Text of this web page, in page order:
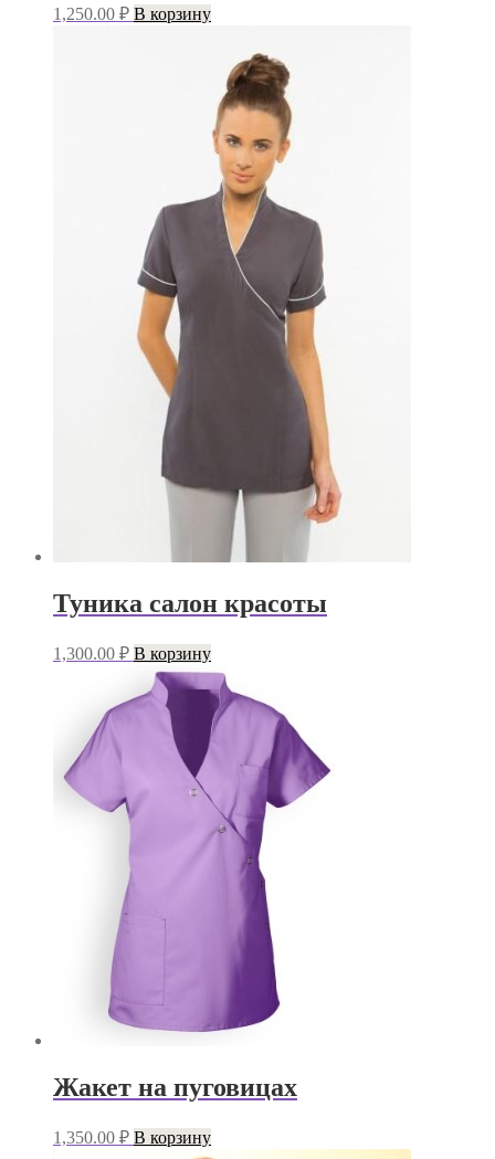
1,250.00 ₽ В корзину
Туника салон красоты
1,300.00 ₽ В корзину
Жакет на пуговицах
1,350.00 ₽ В корзину